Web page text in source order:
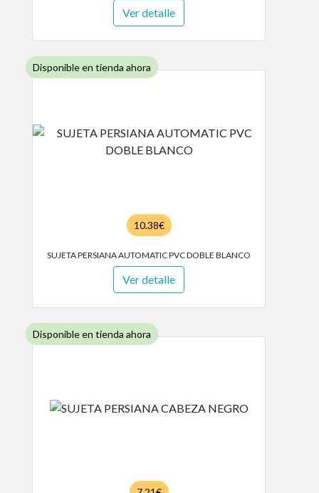
Ver detalle
Disponible en tienda ahora
10.38€
SUJETA PERSIANA AUTOMATIC PVC DOBLE BLANCO
Ver detalle
Disponible en tienda ahora